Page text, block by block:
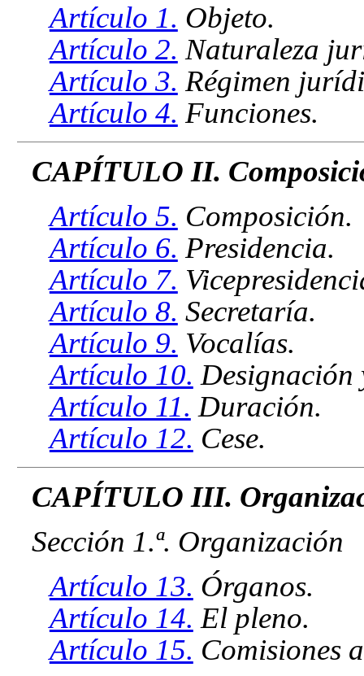
Artículo 1. Objeto.
Artículo 2. Naturaleza
Artículo 3. Régimen
Artículo 4. Funciones.
CAPÍTULO II.
Artículo 5. Composición.
Artículo 6. Presidencia.
Artículo 7.
Artículo 8. Secretaría.
Artículo 9. Vocalías.
Artículo 10. Designación
Artículo 11. Duración.
Artículo 12. Cese.
CAPÍTULO III.
Sección 1.ª. Organización
Artículo 13. Órganos.
Artículo 14. El pleno.
Artículo 15. Comisiones